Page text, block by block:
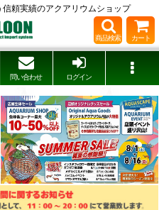
頼実績のアクアリウムショップ
商品検索 カート
問い合わせ ログイン